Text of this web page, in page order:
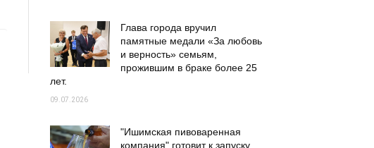
Глава города вручил
памятные медали «За любовь
и верность» семьям,
прожившим в браке более 25
лет.
09.07.2026
"Ишимская пивоваренная
компания" готовит к запуску